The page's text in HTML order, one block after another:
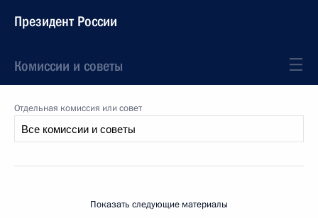
Президент России
Комиссии и советы
Отдельная комиссия или совет
Показать следующие материалы